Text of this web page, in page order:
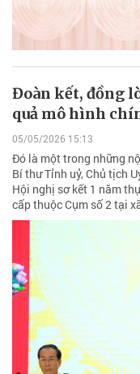
Đoàn kết, đồng
quả mô hình
05/05/2026 15:13
Đó là một trong những
Bí thư Tỉnh uỷ, Chủ tịch
Hội nghị sơ kết 1 năm
cấp thuộc Cụm số 2 tại